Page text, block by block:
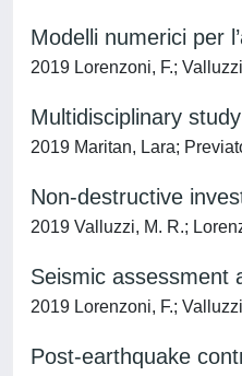
Modelli numerici per
2019 Lorenzoni, F.;
Multidisciplinary
2019 Maritan, Lara;
Non-destructive
2019 Valluzzi, M. R.;
Seismic assessment
2019 Lorenzoni, F.;
Post-earthquake